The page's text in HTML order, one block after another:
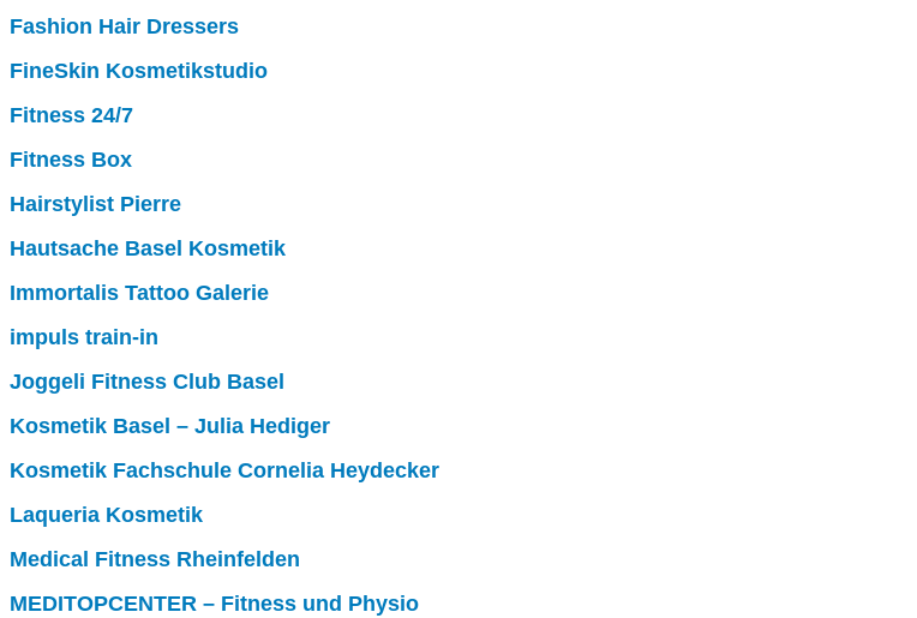
Fashion Hair Dressers
FineSkin Kosmetikstudio
Fitness 24/7
Fitness Box
Hairstylist Pierre
Hautsache Basel Kosmetik
Immortalis Tattoo Galerie
impuls train-in
Joggeli Fitness Club Basel
Kosmetik Basel – Julia Hediger
Kosmetik Fachschule Cornelia Heydecker
Laqueria Kosmetik
Medical Fitness Rheinfelden
MEDITOPCENTER – Fitness und Physio